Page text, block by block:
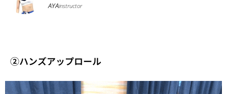
AYAinstructor
②ハンズアップロール